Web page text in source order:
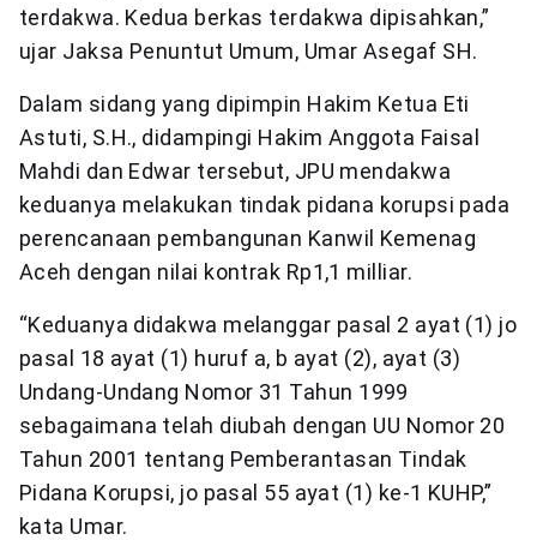
terdakwa. Kedua berkas terdakwa dipisahkan,”
ujar Jaksa Penuntut Umum, Umar Asegaf SH.
Dalam sidang yang dipimpin Hakim Ketua Eti
Astuti, S.H., didampingi Hakim Anggota Faisal
Mahdi dan Edwar tersebut, JPU mendakwa
keduanya melakukan tindak pidana korupsi pada
perencanaan pembangunan Kanwil Kemenag
Aceh dengan nilai kontrak Rp1,1 milliar.
“Keduanya didakwa melanggar pasal 2 ayat (1) jo
pasal 18 ayat (1) huruf a, b ayat (2), ayat (3)
Undang-Undang Nomor 31 Tahun 1999
sebagaimana telah diubah dengan UU Nomor 20
Tahun 2001 tentang Pemberantasan Tindak
Pidana Korupsi, jo pasal 55 ayat (1) ke-1 KUHP,”
kata Umar.